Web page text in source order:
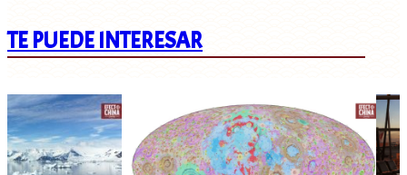
TE PUEDE INTERESAR